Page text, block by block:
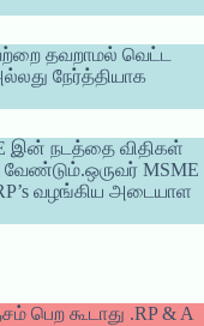
தவறாமல் வெட்ட
நேர்த்தியாக
இன் நடத்தை விதிகள்
வேண்டும்.ஒருவர் MSME
வழங்கிய அடையாள
பெற கூடாது .RP & A